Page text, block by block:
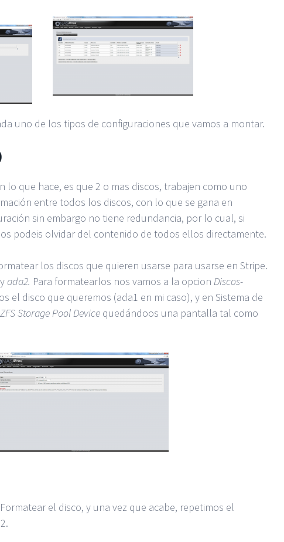
uno de los tipos de configuraciones que vamos a montar.
lo que hace, es que 2 o mas discos, trabajen como uno
entre todos los discos, con lo que se gana en
sin embargo no tiene redundancia, por lo cual, si
podeis olvidar del contenido de todos ellos directamente.
los discos que quieren usarse para usarse en Stripe.
yada2. Para formatearlos nos vamos a la opcion Discos-
el disco que queremos (ada1 en mi caso), y en Sistema de
ZFS Storage Pool Device quedándoos una pantalla tal como
el disco, y una vez que acabe, repetimos el